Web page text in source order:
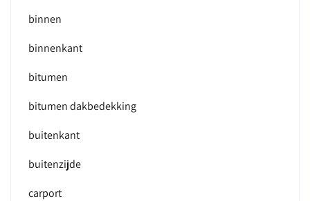
binnen
binnenkant
bitumen
bitumen dakbedekking
buitenkant
buitenzijde
carport